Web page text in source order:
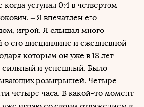
когда уступал 0:4 в четвертом
– Я впечатлен его
игрой. Я слышал много
о его дисциплине и ежедневной
которым он уже в 18 лет
сильный и успешный. Было
розыгрышей. Четыре
четыре часа. В какой-то момент